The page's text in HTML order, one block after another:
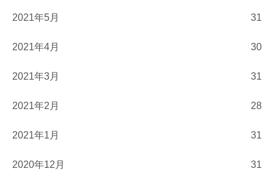
2021年5月 31
2021年4月 30
2021年3月 31
2021年2月 28
2021年1月 31
2020年12月 31